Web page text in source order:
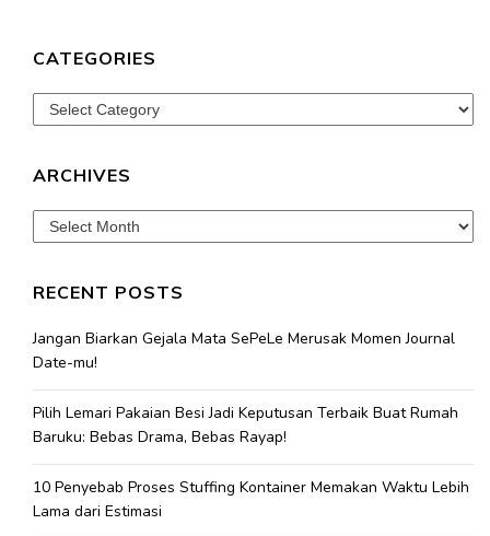
CATEGORIES
Categories
ARCHIVES
Archives
RECENT POSTS
Jangan Biarkan Gejala Mata SePeLe Merusak Momen Journal
Date-mu!
Pilih Lemari Pakaian Besi Jadi Keputusan Terbaik Buat Rumah
Baruku: Bebas Drama, Bebas Rayap!
10 Penyebab Proses Stuffing Kontainer Memakan Waktu Lebih
Lama dari Estimasi